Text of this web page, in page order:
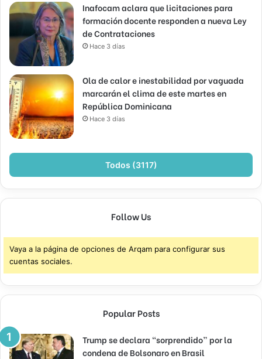
Inafocam aclara que licitaciones para
formación docente responden a nueva Ley
de Contrataciones
Hace 3 días
Ola de calor e inestabilidad por vaguada
marcarán el clima de este martes en
República Dominicana
Hace 3 días
Todos (3117)
Follow Us
Vaya a la página de opciones de Arqam para configurar sus
cuentas sociales.
Popular Posts
Trump se declara “sorprendido” por la
condena de Bolsonaro en Brasil